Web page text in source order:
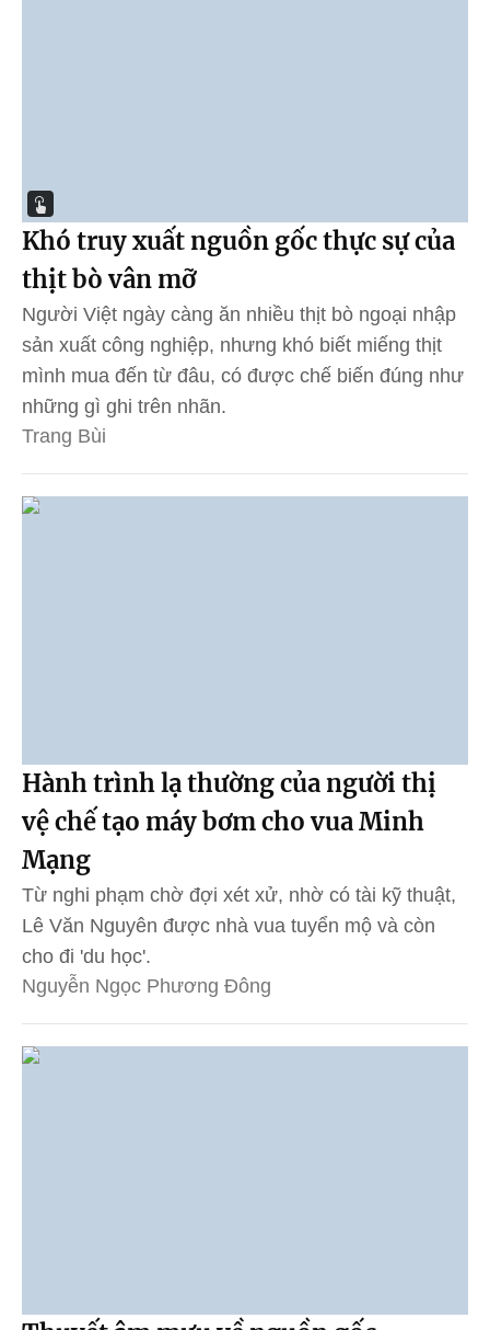
Khó truy xuất nguồn gốc thực sự của
thịt bò vân mỡ
Người Việt ngày càng ăn nhiều thịt bò ngoại nhập
sản xuất công nghiệp, nhưng khó biết miếng thịt
mình mua đến từ đâu, có được chế biến đúng như
những gì ghi trên nhãn.
Trang Bùi
Hành trình lạ thường của người thị
vệ chế tạo máy bơm cho vua Minh
Mạng
Từ nghi phạm chờ đợi xét xử, nhờ có tài kỹ thuật,
Lê Văn Nguyên được nhà vua tuyển mộ và còn
cho đi 'du học'.
Nguyễn Ngọc Phương Đông